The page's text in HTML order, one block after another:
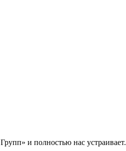
и полностью нас устраивает.